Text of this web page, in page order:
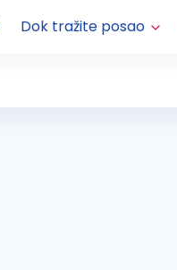
Dok tražite posao